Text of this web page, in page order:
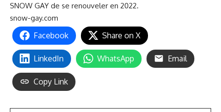
SNOW GAY de se renouveler en 2022.
snow-gay.com
Facebook Share on X
LinkedIn WhatsApp Email
Copy Link